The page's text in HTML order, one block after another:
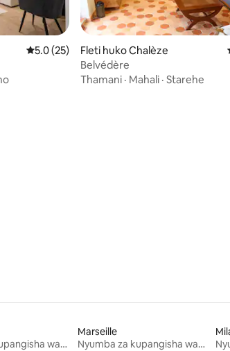
14
Ukadiriaji wa wastani wa 5.0 kati ya 5,
5.0 (25)
Fleti huko Chalèze
Belvédère
Thamani · Mahali · Starehe
Nyumba za kupangisha wakati wa likizo
Marseille
Nyumba za kupangisha wakati wa likizo